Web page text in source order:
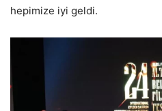
hepimize iyi geldi.